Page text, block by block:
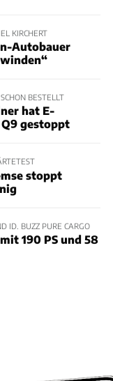
KIRCHERT
Autobauer
BESTELLT
hat E-
gestoppt
stoppt
ID. BUZZ PURE CARGO
190 PS und 58